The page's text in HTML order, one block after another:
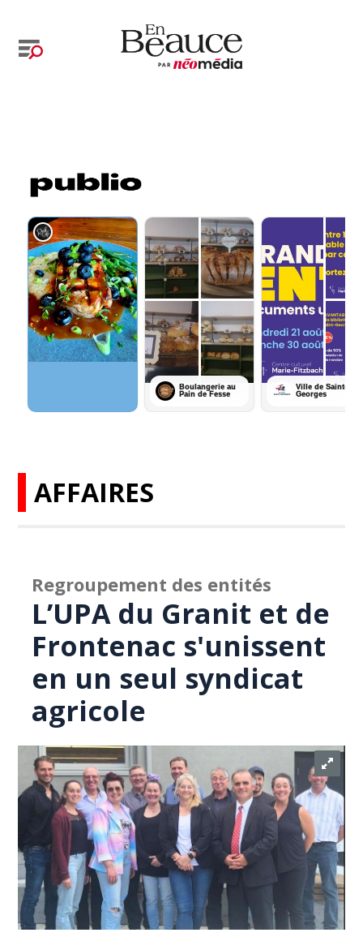
AFFAIRES
Regroupement des entités
L’UPA du Granit et de
Frontenac s'unissent
en un seul syndicat
agricole